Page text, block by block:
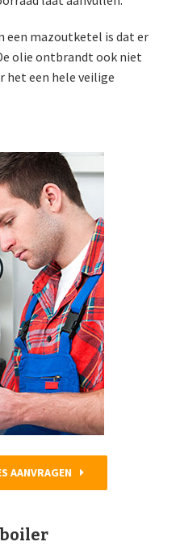
een mazoutketel is dat er
olie ontbrandt ook niet
het een hele veilige
AANVRAGEN